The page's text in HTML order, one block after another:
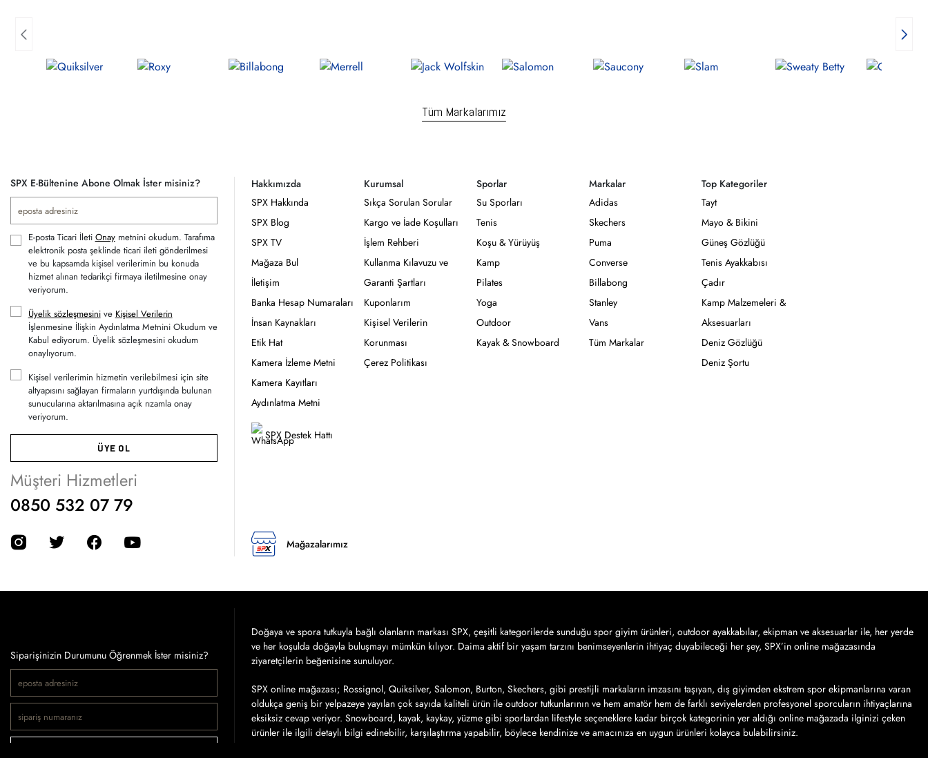
Tüm Markalarımız
SPX E-Bültenine Abone Olmak İster misiniz?
E-posta Ticari İleti Onaymetnini okudum. Tarafıma
elektronik posta şeklinde ticari ileti gönderilmesi
ve bu kapsamda kişisel verilerimin bu konuda
hizmet alınan tedarikçi firmaya iletilmesine onay
veriyorum.
Üyelik sözleşmesinive Kişisel Verilerin
İşlenmesine İlişkin Aydınlatma Metnini Okudum ve
Kabul ediyorum. Üyelik sözleşmesini okudum
onaylıyorum.
Kişisel verilerimin hizmetin verilebilmesi için site
altyapısını sağlayan firmaların yurtdışında bulunan
sunucularına aktarılmasına açık rızamla onay
veriyorum.
ÜYE OL
Müşteri Hizmetleri
0850 532 07 79
Hakkımızda
SPX Hakkında
SPX Blog
SPX TV
Mağaza Bul
İletişim
Banka Hesap Numaraları
İnsan Kaynakları
Etik Hat
Kamera İzleme Metni
Kamera Kayıtları
Aydınlatma Metni
Kurumsal
Sıkça Sorulan Sorular
Kargo ve İade Koşulları
İşlem Rehberi
Kullanma Kılavuzu ve
Garanti Şartları
Kuponlarım
Kişisel Verilerin
Korunması
Çerez Politikası
Sporlar
Su Sporları
Tenis
Koşu & Yürüyüş
Kamp
Pilates
Yoga
Outdoor
Kayak & Snowboard
Markalar
Adidas
Skechers
Puma
Converse
Billabong
Stanley
Vans
Tüm Markalar
Top Kategoriler
Tayt
Mayo & Bikini
Güneş Gözlüğü
Tenis Ayakkabısı
Çadır
Kamp Malzemeleri &
Aksesuarları
Deniz Gözlüğü
Deniz Şortu
SPX Destek Hattı
Mağazalarımız
Siparişinizin Durumunu Öğrenmek İster misiniz?
Doğaya ve spora tutkuyla bağlı olanların markası SPX, çeşitli kategorilerde sunduğu spor giyim ürünleri, outdoor ayakkabılar, ekipman ve aksesuarlar ile, her yerde
ve her koşulda doğayla buluşmayı mümkün kılıyor. Daima aktif bir yaşam tarzını benimseyenlerin ihtiyaç duyabileceği her şey, SPX’in online mağazasında
ziyaretçilerin beğenisine sunuluyor.
SPX online mağazası; Rossignol, Quiksilver, Salomon, Burton, Skechers, gibi prestijli markaların imzasını taşıyan, dış giyimden ekstrem spor ekipmanlarına varan
oldukça geniş bir yelpazeye yayılan çok sayıda kaliteli ürün ile outdoor tutkunlarının ve hem amatör hem de farklı seviyelerden profesyonel sporcuların ihtiyaçlarına
eksiksiz cevap veriyor. Snowboard, kayak, kaykay, yüzme gibi sporlardan lifestyle seçeneklere kadar birçok kategorinin yer aldığı online mağazada ilginizi çeken
ürünler ile ilgili detaylı bilgi edinebilir, karşılaştırma yapabilir, böylece kendinize ve amacınıza en uygun ürünleri kolayca bulabilirsiniz.